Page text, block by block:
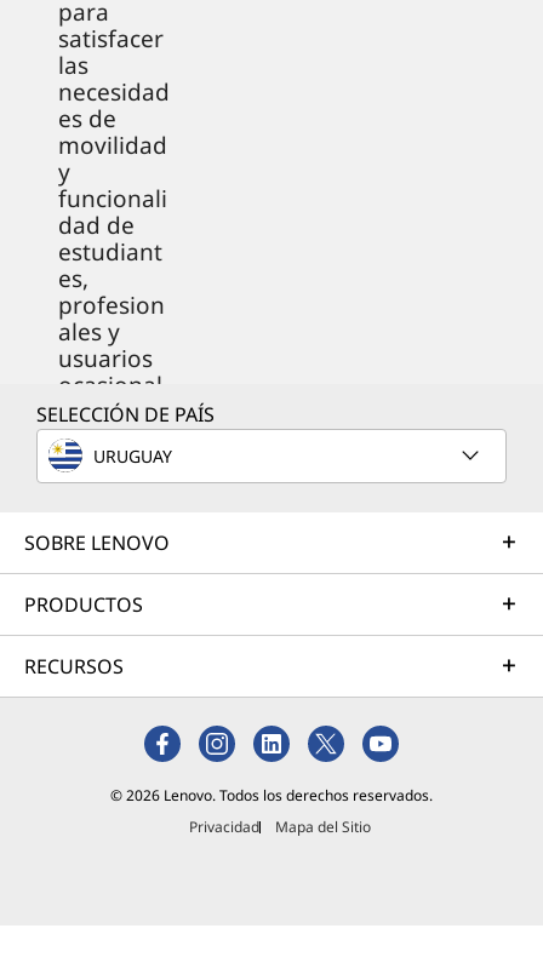
para
satisfacer
las
necesidad
es de
movilidad
y
funcionali
dad de
estudiant
es,
profesion
ales y
usuarios
ocasional
es.
Ambos
dispositiv
os
por su
diseño
compacto
versatilid
ad, pero
ofrecen
experienc
distintas
SELECCIÓN DE PAÍS
URUGUAY
SOBRE LENOVO
PRODUCTOS
RECURSOS
© 2026 Lenovo. Todos los derechos reservados.
Privacidad
Mapa del Sitio